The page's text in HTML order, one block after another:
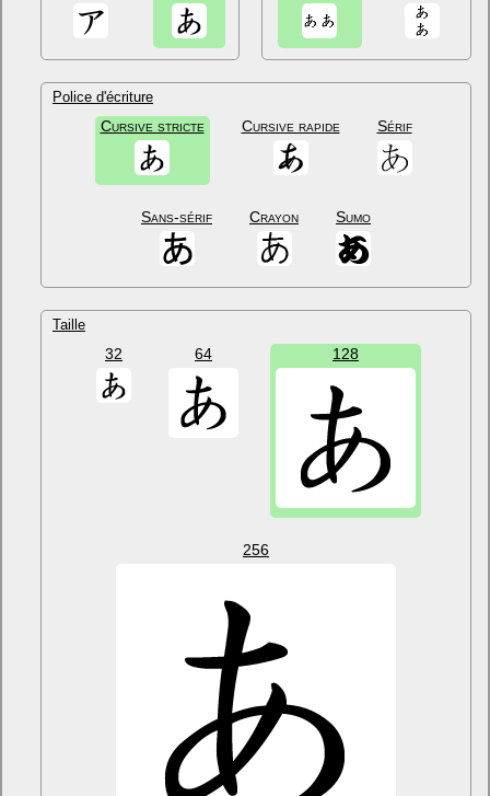
Police d'écriture
Cursive stricte Cursive rapide Sérif
Sans-sérif Crayon Sumo
Taille
32 64 128
256